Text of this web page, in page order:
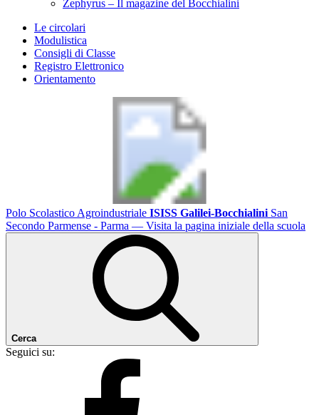
Zephyrus – Il magazine del Bocchialini
Le circolari
Modulistica
Consigli di Classe
Registro Elettronico
Orientamento
Polo Scolastico Agroindustriale ISISS Galilei-Bocchialini San
Secondo Parmense - Parma — Visita la pagina iniziale della scuola
Cerca
Seguici su: